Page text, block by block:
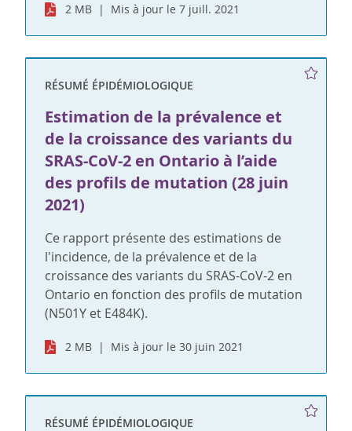
2 MB Mis à jour le 7 juill. 2021
RÉSUMÉ ÉPIDÉMIOLOGIQUE
Estimation de la prévalence et
de la croissance des variants du
SRAS-CoV-2 en Ontario à l’aide
des profils de mutation (28 juin
2021)
Ce rapport présente des estimations de
l'incidence, de la prévalence et de la
croissance des variants du SRAS-CoV-2 en
Ontario en fonction des profils de mutation
(N501Y et E484K).
2 MB Mis à jour le 30 juin 2021
RÉSUMÉ ÉPIDÉMIOLOGIQUE